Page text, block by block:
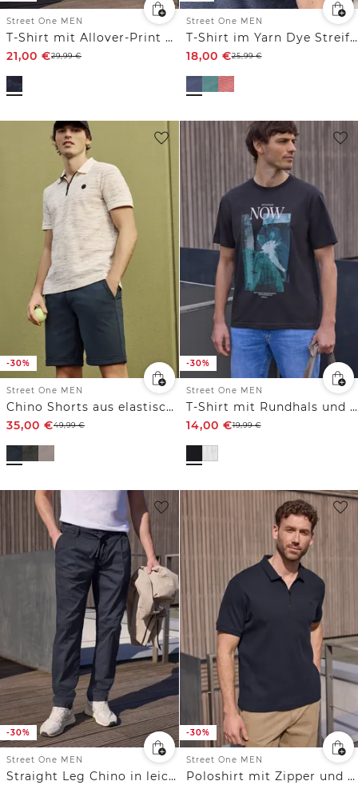
Street One MEN
T-Shirt mit Allover-Print und Embroidery
21,00 €29,99€
Street One MEN
T-Shirt im Yarn Dye Streifen-Look
18,00 €25,99€
-30%
Street One MEN
Chino Shorts aus elastischem Jersey mit Flexbund
35,00 €49,99€
-30%
Street One MEN
T-Shirt mit Rundhals und Fotoprint
14,00 €19,99€
-30%
Street One MEN
Straight Leg Chino in leichter Qualität
-30%
Street One MEN
Poloshirt mit Zipper und Struktur